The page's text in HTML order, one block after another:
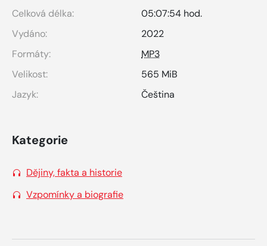
Celková délka:
05:07:54 hod.
Vydáno:
2022
Formáty:
MP3
Velikost:
565 MiB
Jazyk:
Čeština
Kategorie
Dějiny, fakta a historie
Vzpomínky a biografie